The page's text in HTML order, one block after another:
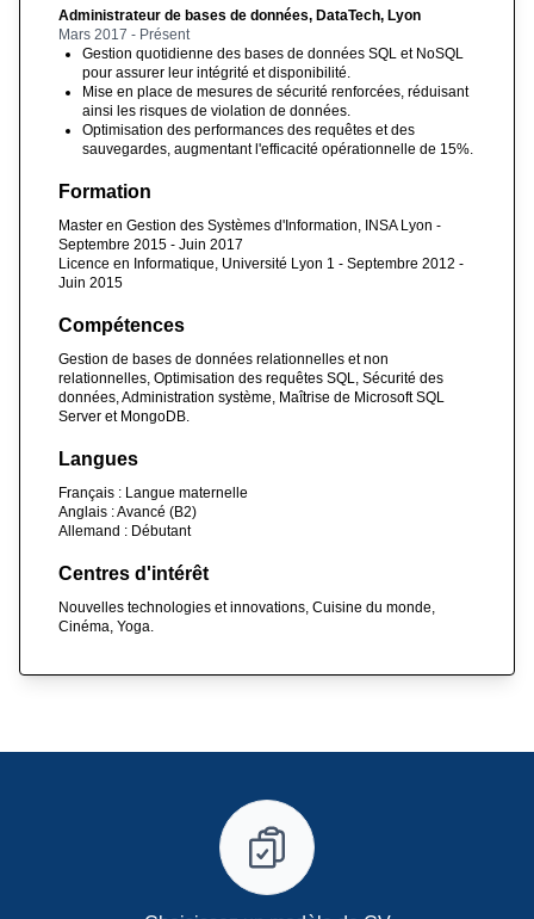
Administrateur de bases de données, DataTech, Lyon
Mars 2017 - Présent
Gestion quotidienne des bases de données SQL et NoSQL
pour assurer leur intégrité et disponibilité.
Mise en place de mesures de sécurité renforcées, réduisant
ainsi les risques de violation de données.
Optimisation des performances des requêtes et des
sauvegardes, augmentant l'efficacité opérationnelle de 15%.
Formation
Master en Gestion des Systèmes d'Information, INSA Lyon -
Septembre 2015 - Juin 2017
Licence en Informatique, Université Lyon 1 - Septembre 2012 -
Juin 2015
Compétences
Gestion de bases de données relationnelles et non
relationnelles, Optimisation des requêtes SQL, Sécurité des
données, Administration système, Maîtrise de Microsoft SQL
Server et MongoDB.
Langues
Français : Langue maternelle
Anglais : Avancé (B2)
Allemand : Débutant
Centres d'intérêt
Nouvelles technologies et innovations, Cuisine du monde,
Cinéma, Yoga.